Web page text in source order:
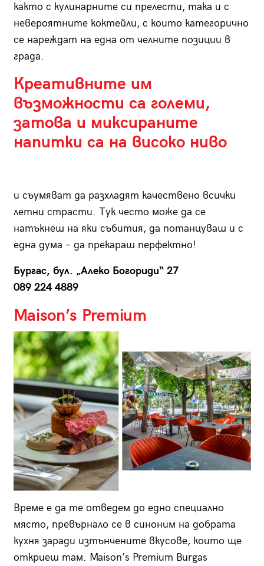
както с кулинарните си прелести, така и с
невероятните коктейли, с които категорично
се нареждат на една от челните позиции в
града.
Креативните им
възможности са големи,
затова и миксираните
напитки са на високо ниво
и съумяват да разхладят качествено всички
летни страсти. Тук често може да се
натъкнеш на яки събития, да потанцуваш и с
една дума – да прекараш перфектно!
Бургас, бул. „Алеко Богориди“ 27
089 224 4889
Maison’s Premium
Време е да те отведем до едно специално
място, превърнало се в синоним на добрата
кухня заради изтънчените вкусове, които ще
откриеш там. Maison’s Premium Burgas